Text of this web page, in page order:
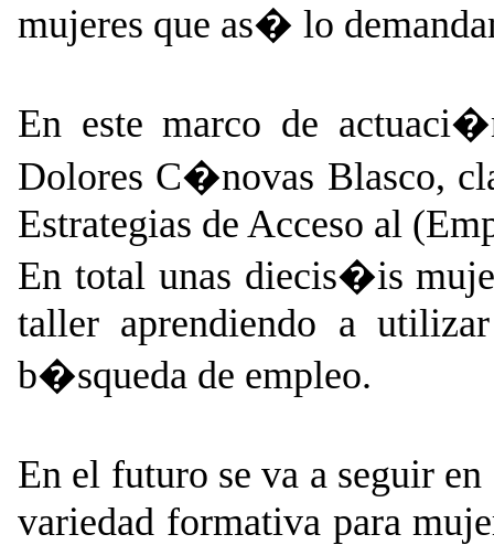
mujeres que as� lo
En este marco de
Dolores C�novas Blasco,
Estrategias de Acceso al
En total unas diecis�is
taller aprendiendo a
b�squeda de empleo.
En el futuro se va a seguir
variedad formativa para